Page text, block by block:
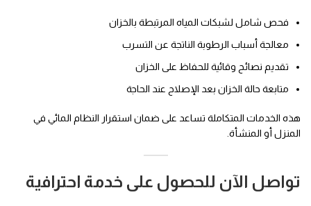
فحص شامل لشبكات المياه المرتبطة بالخزان
معالجة أسباب الرطوبة الناتجة عن التسرب
تقديم نصائح وقائية للحفاظ على الخزان
متابعة حالة الخزان بعد الإصلاح عند الحاجة
هذه الخدمات المتكاملة تساعد على ضمان استقرار النظام المائي في
المنزل أو المنشأة.
تواصل الآن للحصول على خدمة احترافية